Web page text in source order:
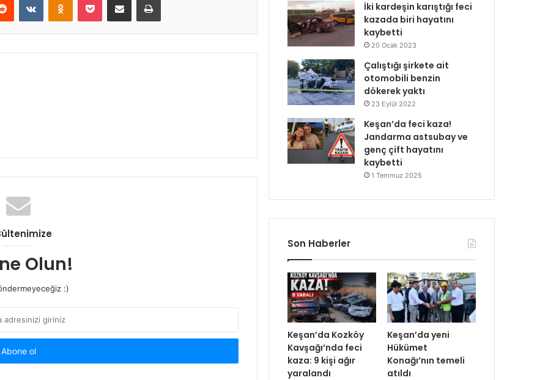
Olun!
:)
İki kardeşin karıştığı feci
kazada biri hayatını
kaybetti
20 Ocak 2023
Çalıştığı şirkete ait
otomobili benzin
dökerek yaktı
23 Eylül 2022
Keşan’da feci kaza!
Jandarma astsubay ve
genç çift hayatını
kaybetti
1 Temmuz 2025
Son Haberler
Keşan’da Kozköy
Kavşağı’nda feci
kaza: 9 kişi ağır
yaralandı
Keşan’da yeni
Hükümet
Konağı’nın temeli
atıldı